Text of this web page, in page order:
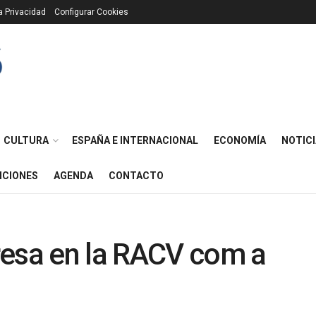
Privacidad Configurar Cookies
CULTURA ESPAÑA E INTERNACIONAL ECONOMÍA
AGENDA CONTACTO
en la RACV com a